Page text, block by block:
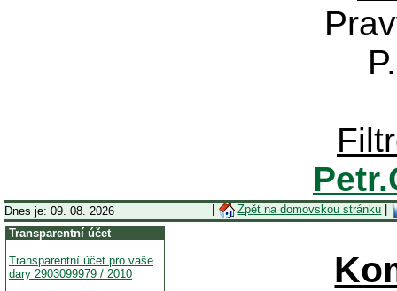
Dnes je: 09. 08. 2026 Zpět na domovskou stránku
Transparentní účet
Transparentní účet pro vaše
dary 2903099979 / 2010